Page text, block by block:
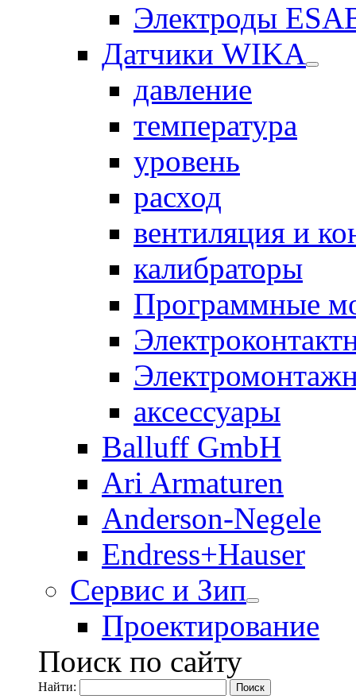
Электроды
Датчики WIKA
давление
температура
уровень
расход
вентиляция и
калибраторы
Программные
аксессуары
Balluff GmbH
Ari Armaturen
Anderson-Negele
Endress+Hauser
Сервис и Зип
Проектирование
Поиск по сайту
Найти: